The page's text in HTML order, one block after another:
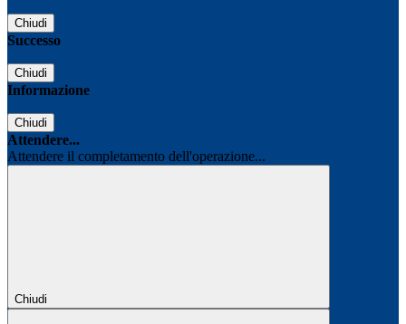
Chiudi
Successo
Chiudi
Informazione
Chiudi
Attendere...
Attendere il completamento dell'operazione...
Chiudi